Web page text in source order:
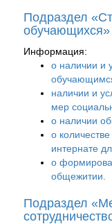
Подраздел
обучающихся»
Информация:
о наличии и
наличии и
мер
о наличии
о
интернате
о
общежитии.
Подраздел